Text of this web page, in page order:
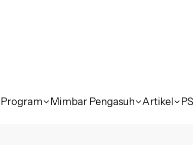
Program Mimbar Pengasuh Artikel